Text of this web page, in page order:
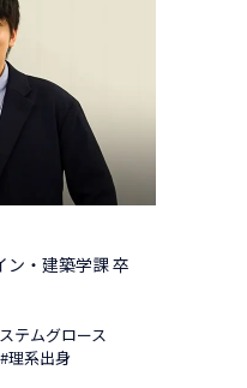
ン・建築学課 卒
テムグロース
#理系出身